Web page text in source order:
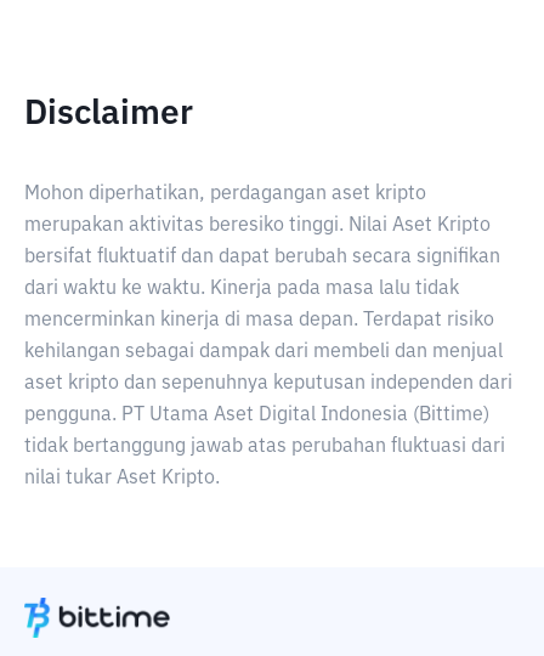
Disclaimer
Mohon diperhatikan, perdagangan aset kripto
merupakan aktivitas beresiko tinggi. Nilai Aset Kripto
bersifat fluktuatif dan dapat berubah secara signifikan
dari waktu ke waktu. Kinerja pada masa lalu tidak
mencerminkan kinerja di masa depan. Terdapat risiko
kehilangan sebagai dampak dari membeli dan menjual
aset kripto dan sepenuhnya keputusan independen dari
pengguna. PT Utama Aset Digital Indonesia (Bittime)
tidak bertanggung jawab atas perubahan fluktuasi dari
nilai tukar Aset Kripto.